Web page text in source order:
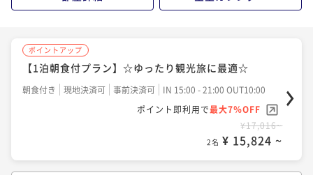
【土地の恵み会席】知多の恵み
二食付き 現地決済可 事前決済可
IN 15:00 - 18:00 OUT10:00
ポイント即利用で最大7％OFF
¥28,382~
¥ 26,395 ~
ポイントアップ
【1泊朝食付プラン】☆ゆったり観光旅に最適☆
朝食付き 現地決済可 事前決済可
IN 15:00 - 21:00 OUT10:00
ポイント即利用で最大7％OFF
¥17,016~
2名 ¥ 15,824 ~